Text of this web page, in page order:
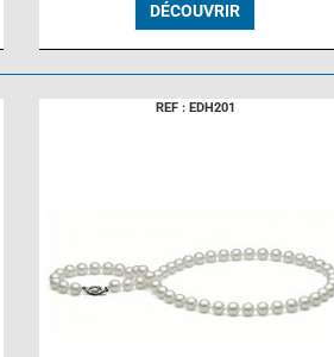
DÉCOUVRIR
REF : EDH201